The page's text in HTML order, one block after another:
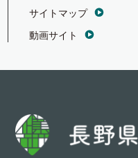
サイトマップ
動画サイト